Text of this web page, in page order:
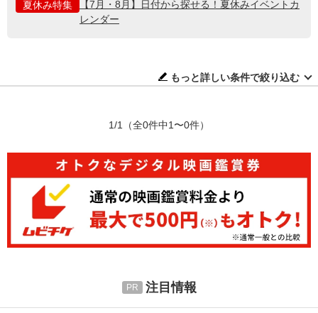
夏休み特集
【7月・8月】日付から探せる！夏休みイベントカ
レンダー
もっと詳しい条件で絞り込む
1/1 （全0件中1〜0件）
注目情報